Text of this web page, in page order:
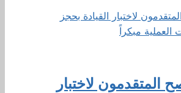
المتقدمون لاختبار